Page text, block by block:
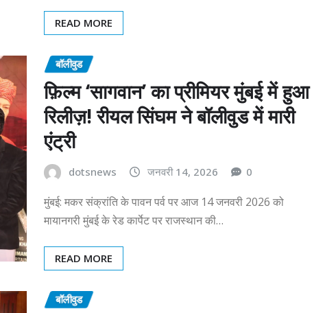
READ MORE
बॉलीवुड
फ़िल्म ‘सागवान’ का प्रीमियर मुंबई में हुआ
रिलीज़! रीयल सिंघम ने बॉलीवुड में मारी
एंट्री
dotsnews जनवरी 14, 2026 0
मुंबई: मकर संक्रांति के पावन पर्व पर आज 14 जनवरी 2026 को
मायानगरी मुंबई के रेड कार्पेट पर राजस्थान की…
READ MORE
बॉलीवुड